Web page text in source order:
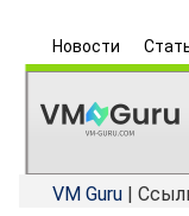
Новости
VM Guru |